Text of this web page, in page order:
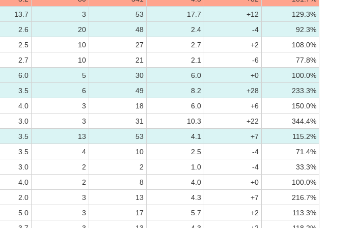
13.7 3 53 17.7 +12
129.3%
2.6 20 48 2.4 -4
92.3%
2.5 10 27 2.7 +2
108.0%
2.7 10 21 2.1 -6
77.8%
6.0 5 30 6.0 +0
100.0%
3.5 6 49 8.2 +28
233.3%
4.0 3 18 6.0 +6
150.0%
3.0 3 31 10.3 +22
344.4%
3.5 13 53 4.1 +7
115.2%
3.5 4 10 2.5 -4
71.4%
3.0 2 2 1.0 -4
33.3%
4.0 2 8 4.0 +0
100.0%
2.0 3 13 4.3 +7
216.7%
5.0 3 17 5.7 +2
113.3%